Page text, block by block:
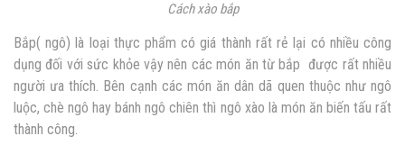
Cách xào bắp
Bắp( ngô) là loại thực phẩm có giá thành rất rẻ lại có nhiều công
dụng đối với sức khỏe vậy nên các món ăn từ bắp được rất nhiều
người ưa thích. Bên cạnh các món ăn dân dã quen thuộc như ngô
luộc, chè ngô hay bánh ngô chiên thì ngô xào là món ăn biến tấu rất
thành công.